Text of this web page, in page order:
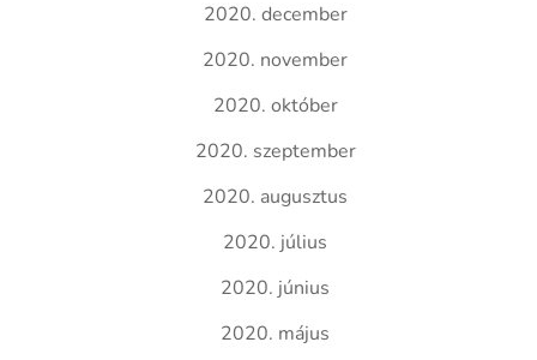
2020. december
2020. november
2020. október
2020. szeptember
2020. augusztus
2020. július
2020. június
2020. május